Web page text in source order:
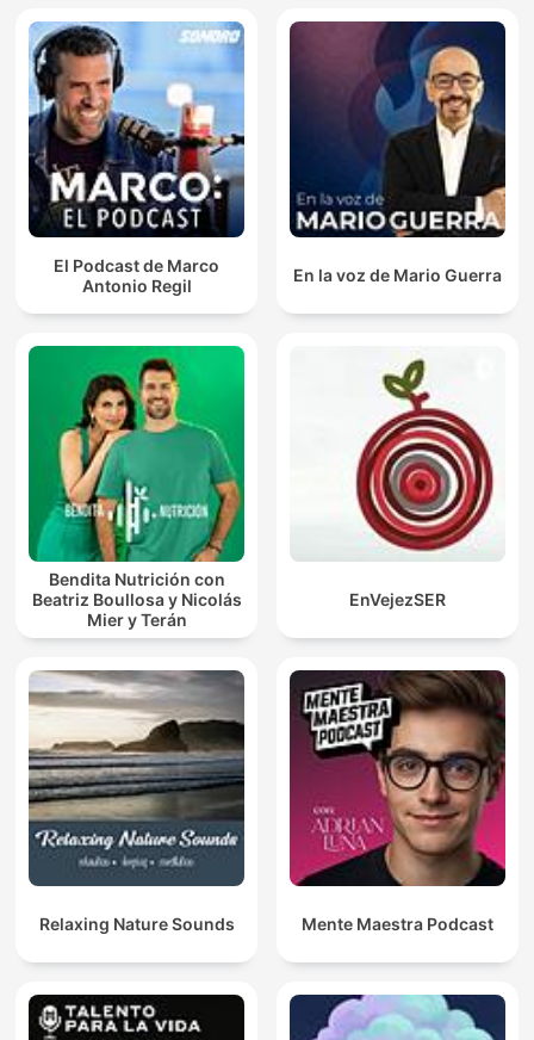
El Podcast de Marco
Antonio Regil
En la voz de Mario Guerra
Bendita Nutrición con
Beatriz Boullosa y Nicolás
Mier y Terán
EnVejezSER
Relaxing Nature Sounds Mente Maestra Podcast